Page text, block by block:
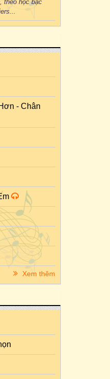
theo học bậc
- Chân
Xem thêm